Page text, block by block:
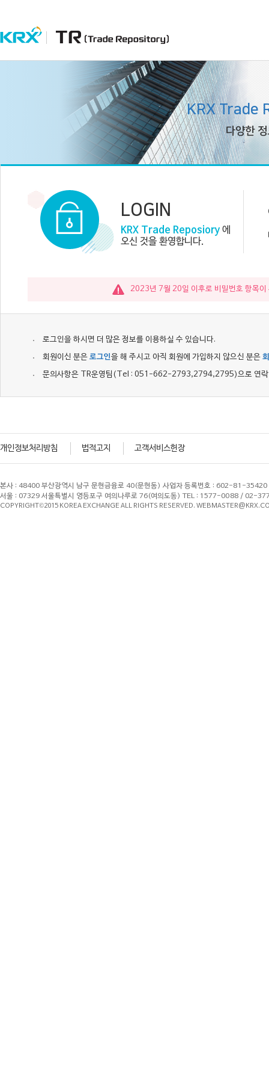
KRX Trade
다양한
LOGIN
KRX Trade Reposiory 에
오신 것을 환영합니다.
2023년 7월 20일 이후로 비밀번호 항목이
로그인을 하시면 더 많은 정보를 이용하실 수 있습니다.
회원이신 분은 로그인을 해 주시고 아직 회원에 가입하지 않으신 분은
문의사항은 TR운영팀(Tel : 051-662-2793,2794,2795)으로 연락
개인정보처리방침 법적고지 고객서비스헌장
본사 : 48400 부산광역시 남구 문현금융로 40(문현동) 사업자 등록번호 : 602-81-35420
서울 : 07329 서울특별시 영등포구 여의나루로 76(여의도동) TEL : 1577-0088 / 02-
COPYRIGHT©2015 KOREA EXCHANGE ALL RIGHTS RESERVED.